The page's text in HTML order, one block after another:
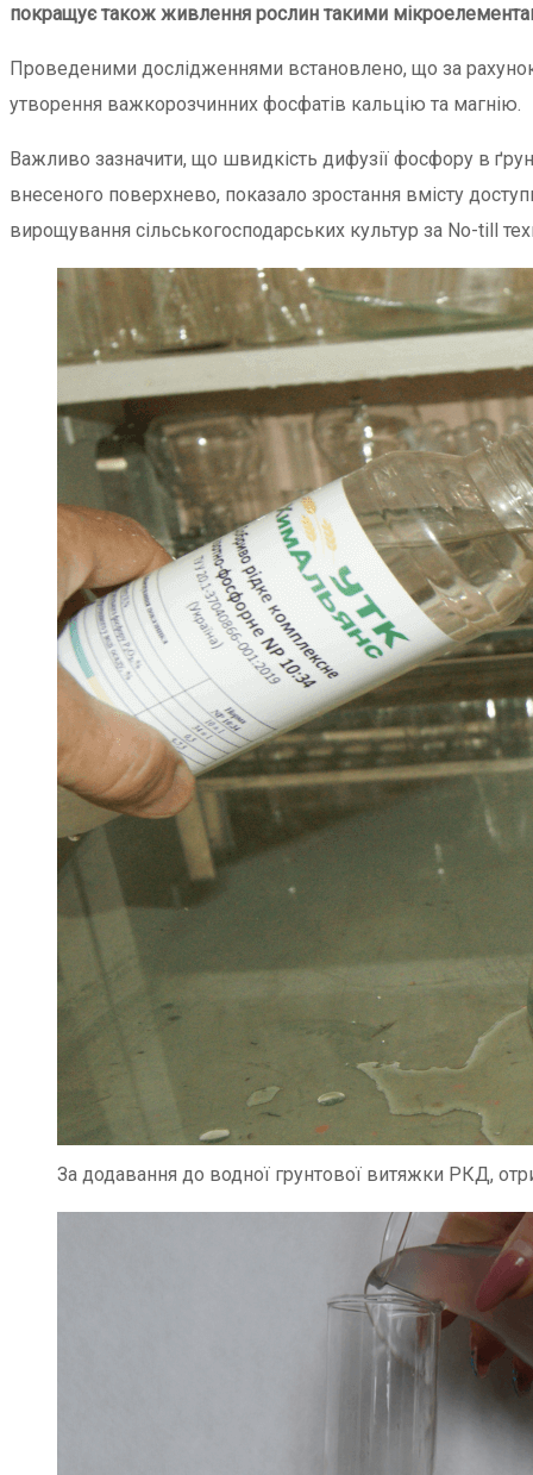
покращує також живлення рослин такими
Проведеними дослідженнями встановлено, що за
утворення важкорозчинних фосфатів кальцію та магнію.
Важливо зазначити, що швидкість дифузії фосфору в
внесеного поверхнево, показало зростання вмісту
вирощування сільськогосподарських культур за No-till
За додавання до водної грунтової витяжки РКД,